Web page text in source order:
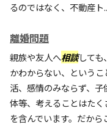
るのではなく、不動産ト
離婚問題
親族や友人へ相談しても
かわからない、という
活、感情のみならず、
体等、考えることはた
を含んでいます。だか